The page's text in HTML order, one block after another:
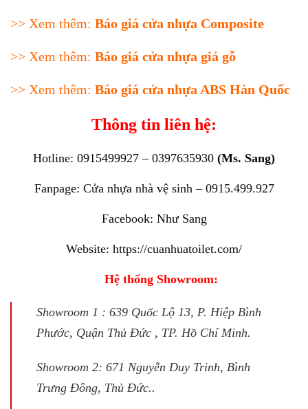
>> Xem thêm: Báo giá cửa nhựa Composite
>> Xem thêm: Báo giá cửa nhựa giả gỗ
>> Xem thêm: Báo giá cửa nhựa ABS Hàn Quốc
Thông tin liên hệ:
Hotline: 0915499927 – 0397635930 (Ms. Sang)
Fanpage: Cửa nhựa nhà vệ sinh – 0915.499.927
Facebook: Như Sang
Website: https://cuanhuatoilet.com/
Hệ thống Showroom:
Showroom 1 : 639 Quốc Lộ 13, P. Hiệp Bình
Phước, Quận Thủ Đức , TP. Hồ Chí Minh.
Showroom 2: 671 Nguyễn Duy Trinh, Bình
Trưng Đông, Thủ Đức..